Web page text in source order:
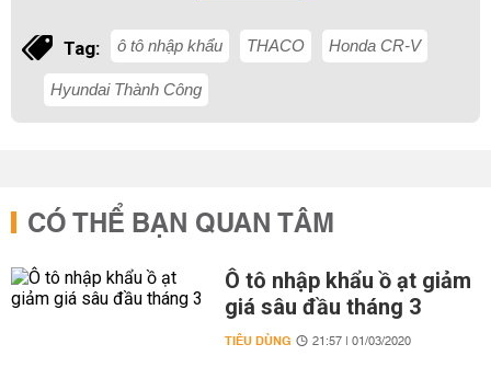
Tag: ô tô nhập khẩu THACO Honda CR-V
Hyundai Thành Công
CÓ THỂ BẠN QUAN TÂM
Ô tô nhập khẩu ồ ạt giảm
giá sâu đầu tháng 3
TIÊU DÙNG 21:57 | 01/03/2020